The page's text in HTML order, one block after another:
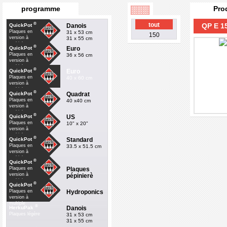
programme
QuickPot ®
Plaques en
version à
multiple
Danois
31 x 53 cm
31 x 55 cm
QuickPot ®
Plaques en
version à
multiple
Euro
36 x 56 cm
QuickPot ®
Plaques en
version à
multiple
Euro
40 x 60 cm
QuickPot ®
Plaques en
version à
multiple
Quadrat
40 x40 cm
QuickPot ®
Plaques en
version à
multiple
US
10" x 20"
QuickPot ®
Plaques en
version à
multiple
Standard
33.5 x 51.5 cm
QuickPot ®
Plaques en
version à
multiple
Plaques
pépinierè
QuickPot ®
Plaques en
version à
multiple
Hydroponics
HerkuPak Danois
31 x 53 cm
31 x 55 cm
tout
150
QP E